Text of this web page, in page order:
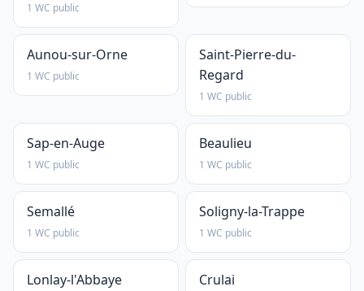
1 WC public
Aunou-sur-Orne
1 WC public
Saint-Pierre-du-
Regard
1 WC public
Sap-en-Auge
1 WC public
Beaulieu
1 WC public
Semallé
1 WC public
Soligny-la-Trappe
1 WC public
Lonlay-l'Abbaye Crulai